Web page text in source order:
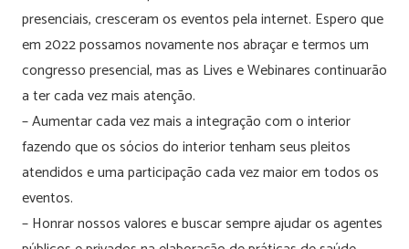
presenciais, cresceram os eventos pela internet. Espero que
em 2022 possamos novamente nos abraçar e termos um
congresso presencial, mas as Lives e Webinares continuarão
a ter cada vez mais atenção.
– Aumentar cada vez mais a integração com o interior
fazendo que os sócios do interior tenham seus pleitos
atendidos e uma participação cada vez maior em todos os
eventos.
– Honrar nossos valores e buscar sempre ajudar os agentes